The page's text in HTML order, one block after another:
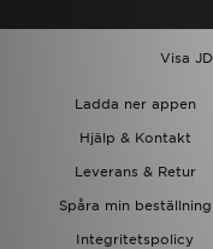
Visa
Ladda ner appen
Hjälp & Kontakt
Leverans & Retur
Spåra min beställning
Integritetspolicy